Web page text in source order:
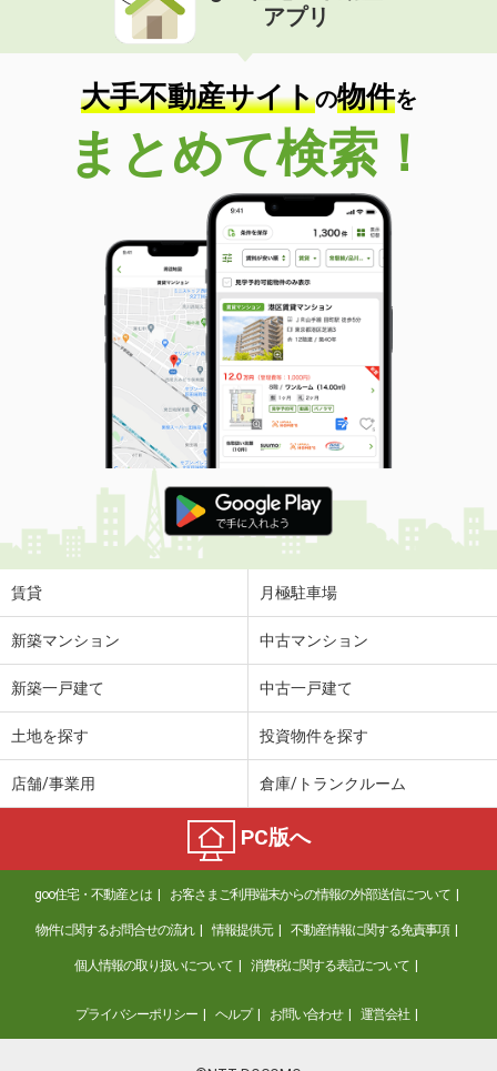
アプリ
大手不動産サイトの物件を
まとめて検索！
賃貸 月極駐車場
新築マンション 中古マンション
新築一戸建て 中古一戸建て
土地を探す 投資物件を探す
店舗/事業用 倉庫/トランクルーム
PC版へ
goo住宅・不動産とは お客さまご利用端末からの情報の外部送信について
物件に関するお問合せの流れ 情報提供元 不動産情報に関する免責事項
個人情報の取り扱いについて 消費税に関する表記について
プライバシーポリシー ヘルプ お問い合わせ 運営会社